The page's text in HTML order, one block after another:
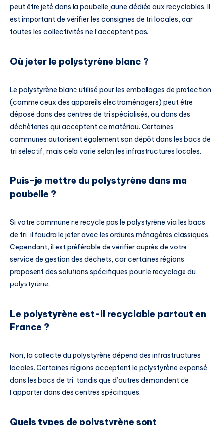
peut être jeté dans la poubelle jaune dédiée aux recyclables. Il
est important de vérifier les consignes de tri locales, car
toutes les collectivités ne l’acceptent pas.
Où jeter le polystyrène blanc ?
Le polystyrène blanc utilisé pour les emballages de protection
(comme ceux des appareils électroménagers) peut être
déposé dans des centres de tri spécialisés, ou dans des
déchèteries qui acceptent ce matériau. Certaines
communes autorisent également son dépôt dans les bacs de
tri sélectif, mais cela varie selon les infrastructures locales.
Puis-je mettre du polystyrène dans ma
poubelle ?
Si votre commune ne recycle pas le polystyrène via les bacs
de tri, il faudra le jeter avec les ordures ménagères classiques.
Cependant, il est préférable de vérifier auprès de votre
service de gestion des déchets, car certaines régions
proposent des solutions spécifiques pour le recyclage du
polystyrène.
Le polystyrène est-il recyclable partout en
France ?
Non, la collecte du polystyrène dépend des infrastructures
locales. Certaines régions acceptent le polystyrène expansé
dans les bacs de tri, tandis que d’autres demandent de
l’apporter dans des centres spécifiques.
Quels types de polystyrène sont